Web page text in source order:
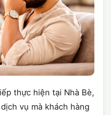
thực hiện tại Nhà Bè,
vụ mà khách hàng